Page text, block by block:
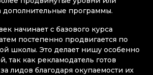
дополнительные программы.
начинает с базового курса
постепенно продвигается по
школы. Это делает нишу особенно
так как рекламодатель готов
лидов благодаря окупаемости их